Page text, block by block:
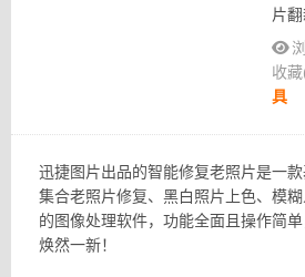
片
收藏
具
迅捷图片出品的智能修复老照片是一款
集合老照片修复、黑白照片上色、模
的图像处理软件，功能全面且操作简
焕然一新！